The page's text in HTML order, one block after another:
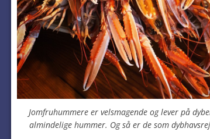
Jomfruhummere er velsmagende og lever på
almindelige hummer. Og så er de som